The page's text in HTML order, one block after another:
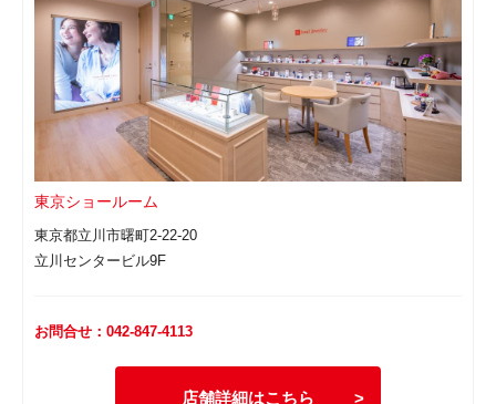
東京ショールーム
東京都立川市曙町2-22-20
立川センタービル9F
お問合せ：042-847-4113
店舗詳細はこちら